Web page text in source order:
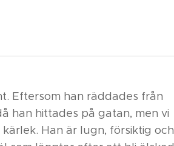
Eftersom han räddades från
han hittades på gatan, men vi
Han är lugn, försiktig och